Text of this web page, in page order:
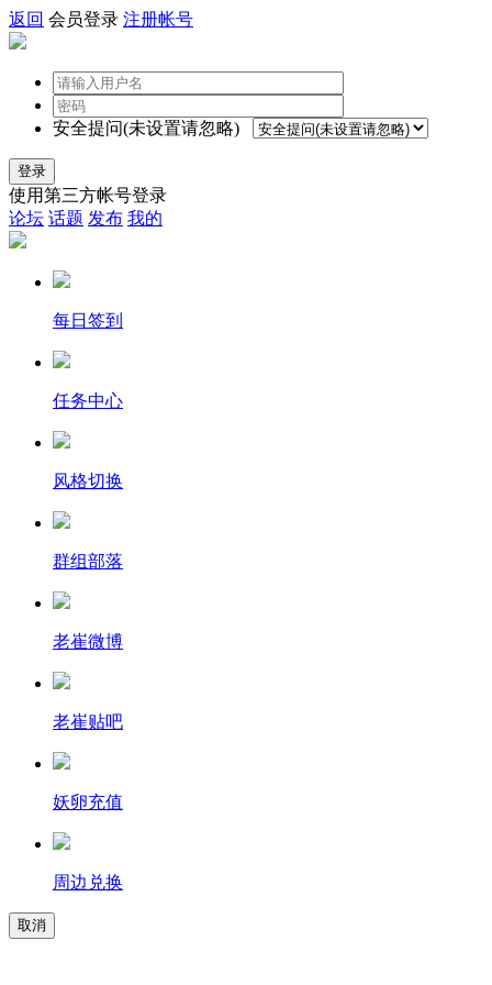
返回 会员登录 注册帐号
安全提问(未设置请忽略)
登录
使用第三方帐号登录
论坛 话题 发布 我的
每日签到
任务中心
风格切换
群组部落
老崔微博
老崔贴吧
妖卵充值
周边兑换
取消